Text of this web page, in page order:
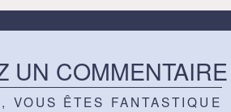
UN COMMENTAIRE
VOUS ÊTES FANTASTIQUE